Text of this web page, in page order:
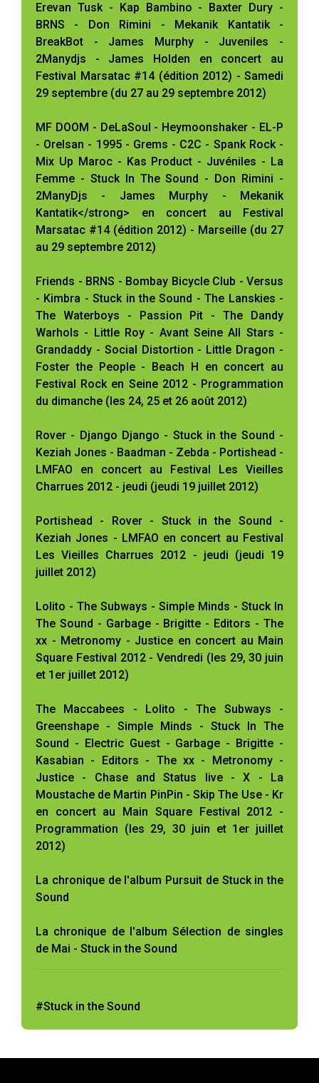
Erevan Tusk - Kap Bambino - Baxter Dury -
BRNS - Don Rimini - Mekanik Kantatik -
BreakBot - James Murphy - Juveniles -
2Manydjs - James Holden en concert au
Festival Marsatac #14 (édition 2012) - Samedi
29 septembre (du 27 au 29 septembre 2012)
MF DOOM - DeLaSoul - Heymoonshaker - EL-P
- Orelsan - 1995 - Grems - C2C - Spank Rock -
Mix Up Maroc - Kas Product - Juvéniles - La
Femme - Stuck In The Sound - Don Rimini -
2ManyDjs - James Murphy - Mekanik
Kantatik</strong> en concert au Festival
Marsatac #14 (édition 2012) - Marseille (du 27
au 29 septembre 2012)
Friends - BRNS - Bombay Bicycle Club - Versus
- Kimbra - Stuck in the Sound - The Lanskies -
The Waterboys - Passion Pit - The Dandy
Warhols - Little Roy - Avant Seine All Stars -
Grandaddy - Social Distortion - Little Dragon -
Foster the People - Beach H en concert au
Festival Rock en Seine 2012 - Programmation
du dimanche (les 24, 25 et 26 août 2012)
Rover - Django Django - Stuck in the Sound -
Keziah Jones - Baadman - Zebda - Portishead -
LMFAO en concert au Festival Les Vieilles
Charrues 2012 - jeudi (jeudi 19 juillet 2012)
Portishead - Rover - Stuck in the Sound -
Keziah Jones - LMFAO en concert au Festival
Les Vieilles Charrues 2012 - jeudi (jeudi 19
juillet 2012)
Lolito - The Subways - Simple Minds - Stuck In
The Sound - Garbage - Brigitte - Editors - The
xx - Metronomy - Justice en concert au Main
Square Festival 2012 - Vendredi (les 29, 30 juin
et 1er juillet 2012)
The Maccabees - Lolito - The Subways -
Greenshape - Simple Minds - Stuck In The
Sound - Electric Guest - Garbage - Brigitte -
Kasabian - Editors - The xx - Metronomy -
Justice - Chase and Status live - X - La
Moustache de Martin PinPin - Skip The Use - Kr
en concert au Main Square Festival 2012 -
Programmation (les 29, 30 juin et 1er juillet
2012)
La chronique de l'album Pursuit de Stuck in the
Sound
La chronique de l'album Sélection de singles
de Mai - Stuck in the Sound
#Stuck in the Sound